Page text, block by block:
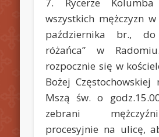
wszystkich mężczyzn
października br., do
różańca” w
rozpocznie się w
Bożej Częstochowskiej
Mszą św. o
zebrani
procesyjnie na ulicę,